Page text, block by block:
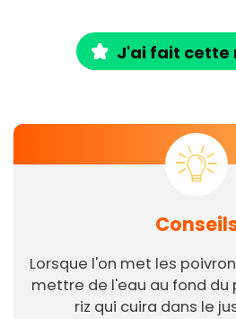
J'ai fait cette
Lorsque l'on met les
mettre de l'eau au fond du
riz qui cuira dans le